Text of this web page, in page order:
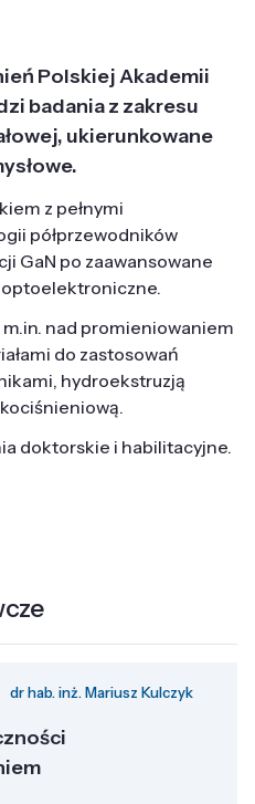
Polskiej Akademii
badania z zakresu
ukierunkowane
z pełnymi
półprzewodników
GaN po zaawansowane
nad promieniowaniem
do zastosowań
hydroekstruzją
doktorskie i habilitacyjne.
dr hab. inż. Mariusz Kulczyk